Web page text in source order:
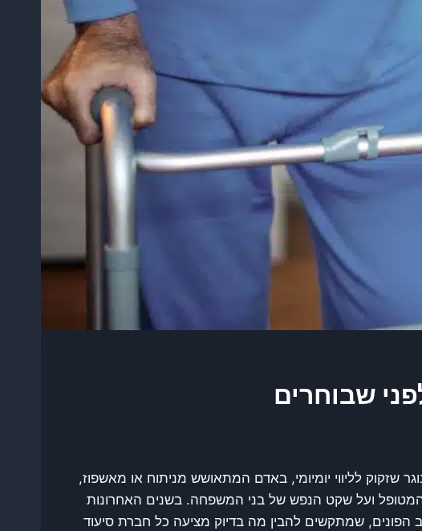
שבוחרים
לליווי יומיומי, באדם המתאושש מניתוח או מאשפוז,
ועל שקט הנפש של בני המשפחה. בשנים האחרונות
הפונים, שמתקשים להבין מה בדיוק מציעה כל חברת סיעוד